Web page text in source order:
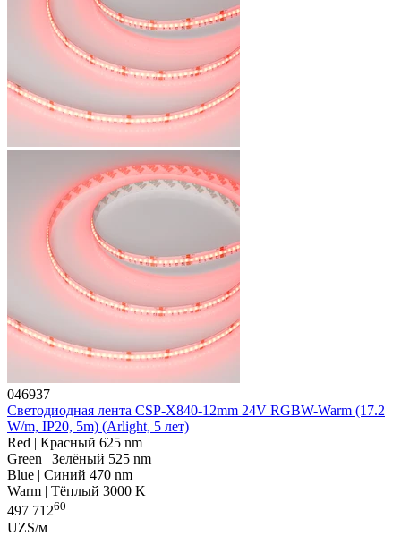
046937
Светодиодная лента CSP-X840-12mm 24V RGBW-Warm (17.2
W/m, IP20, 5m) (Arlight, 5 лет)
Red | Красный 625 nm
Green | Зелёный 525 nm
Blue | Синий 470 nm
Warm | Тёплый 3000 K
497 71260
UZS/м